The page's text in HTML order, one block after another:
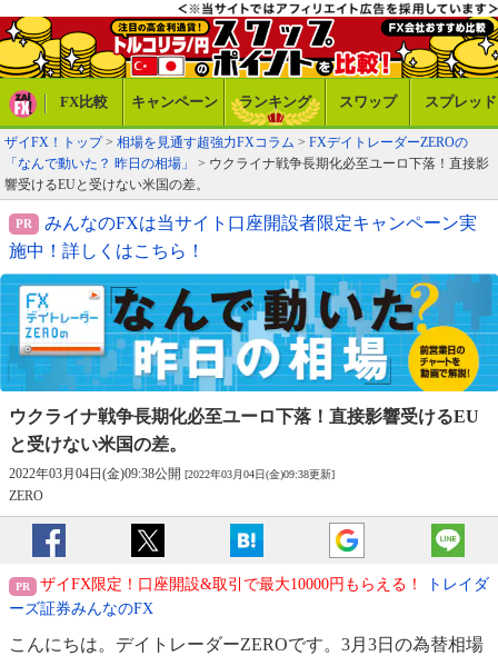
FX比較 キャンペーン ランキング スワップ スプレッド
ザイFX！トップ> 相場を見通す超強力FXコラム > FXデイトレーダーZEROの
「なんで動いた？ 昨日の相場」
> ウクライナ戦争長期化必至ユーロ下落！直接影
響受けるEUと受けない米国の差。
みんなのFXは当サイト口座開設者限定キャンペーン実
施中！詳しくはこちら！
ウクライナ戦争長期化必至ユーロ下落！ 直接影響受けるEU
と受けない米国の差。
2022年03月04日(金)09:38公開 [2022年03月04日(金)09:38更新]
ZERO
ザイFX限定！口座開設&取引で最大10000円もらえる！
トレイダ
ーズ証券みんなのFX
こんにちは。デイトレーダーZEROです。3月3日の為替相場